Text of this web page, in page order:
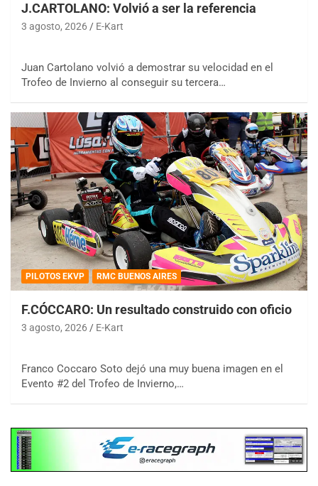
J.CARTOLANO: Volvió a ser la referencia
3 agosto, 2026 E-Kart
Juan Cartolano volvió a demostrar su velocidad en el
Trofeo de Invierno al conseguir su tercera…
PILOTOS EKVP RMC BUENOS AIRES
F.CÓCCARO: Un resultado construido con oficio
3 agosto, 2026 E-Kart
Franco Coccaro Soto dejó una muy buena imagen en el
Evento #2 del Trofeo de Invierno,…